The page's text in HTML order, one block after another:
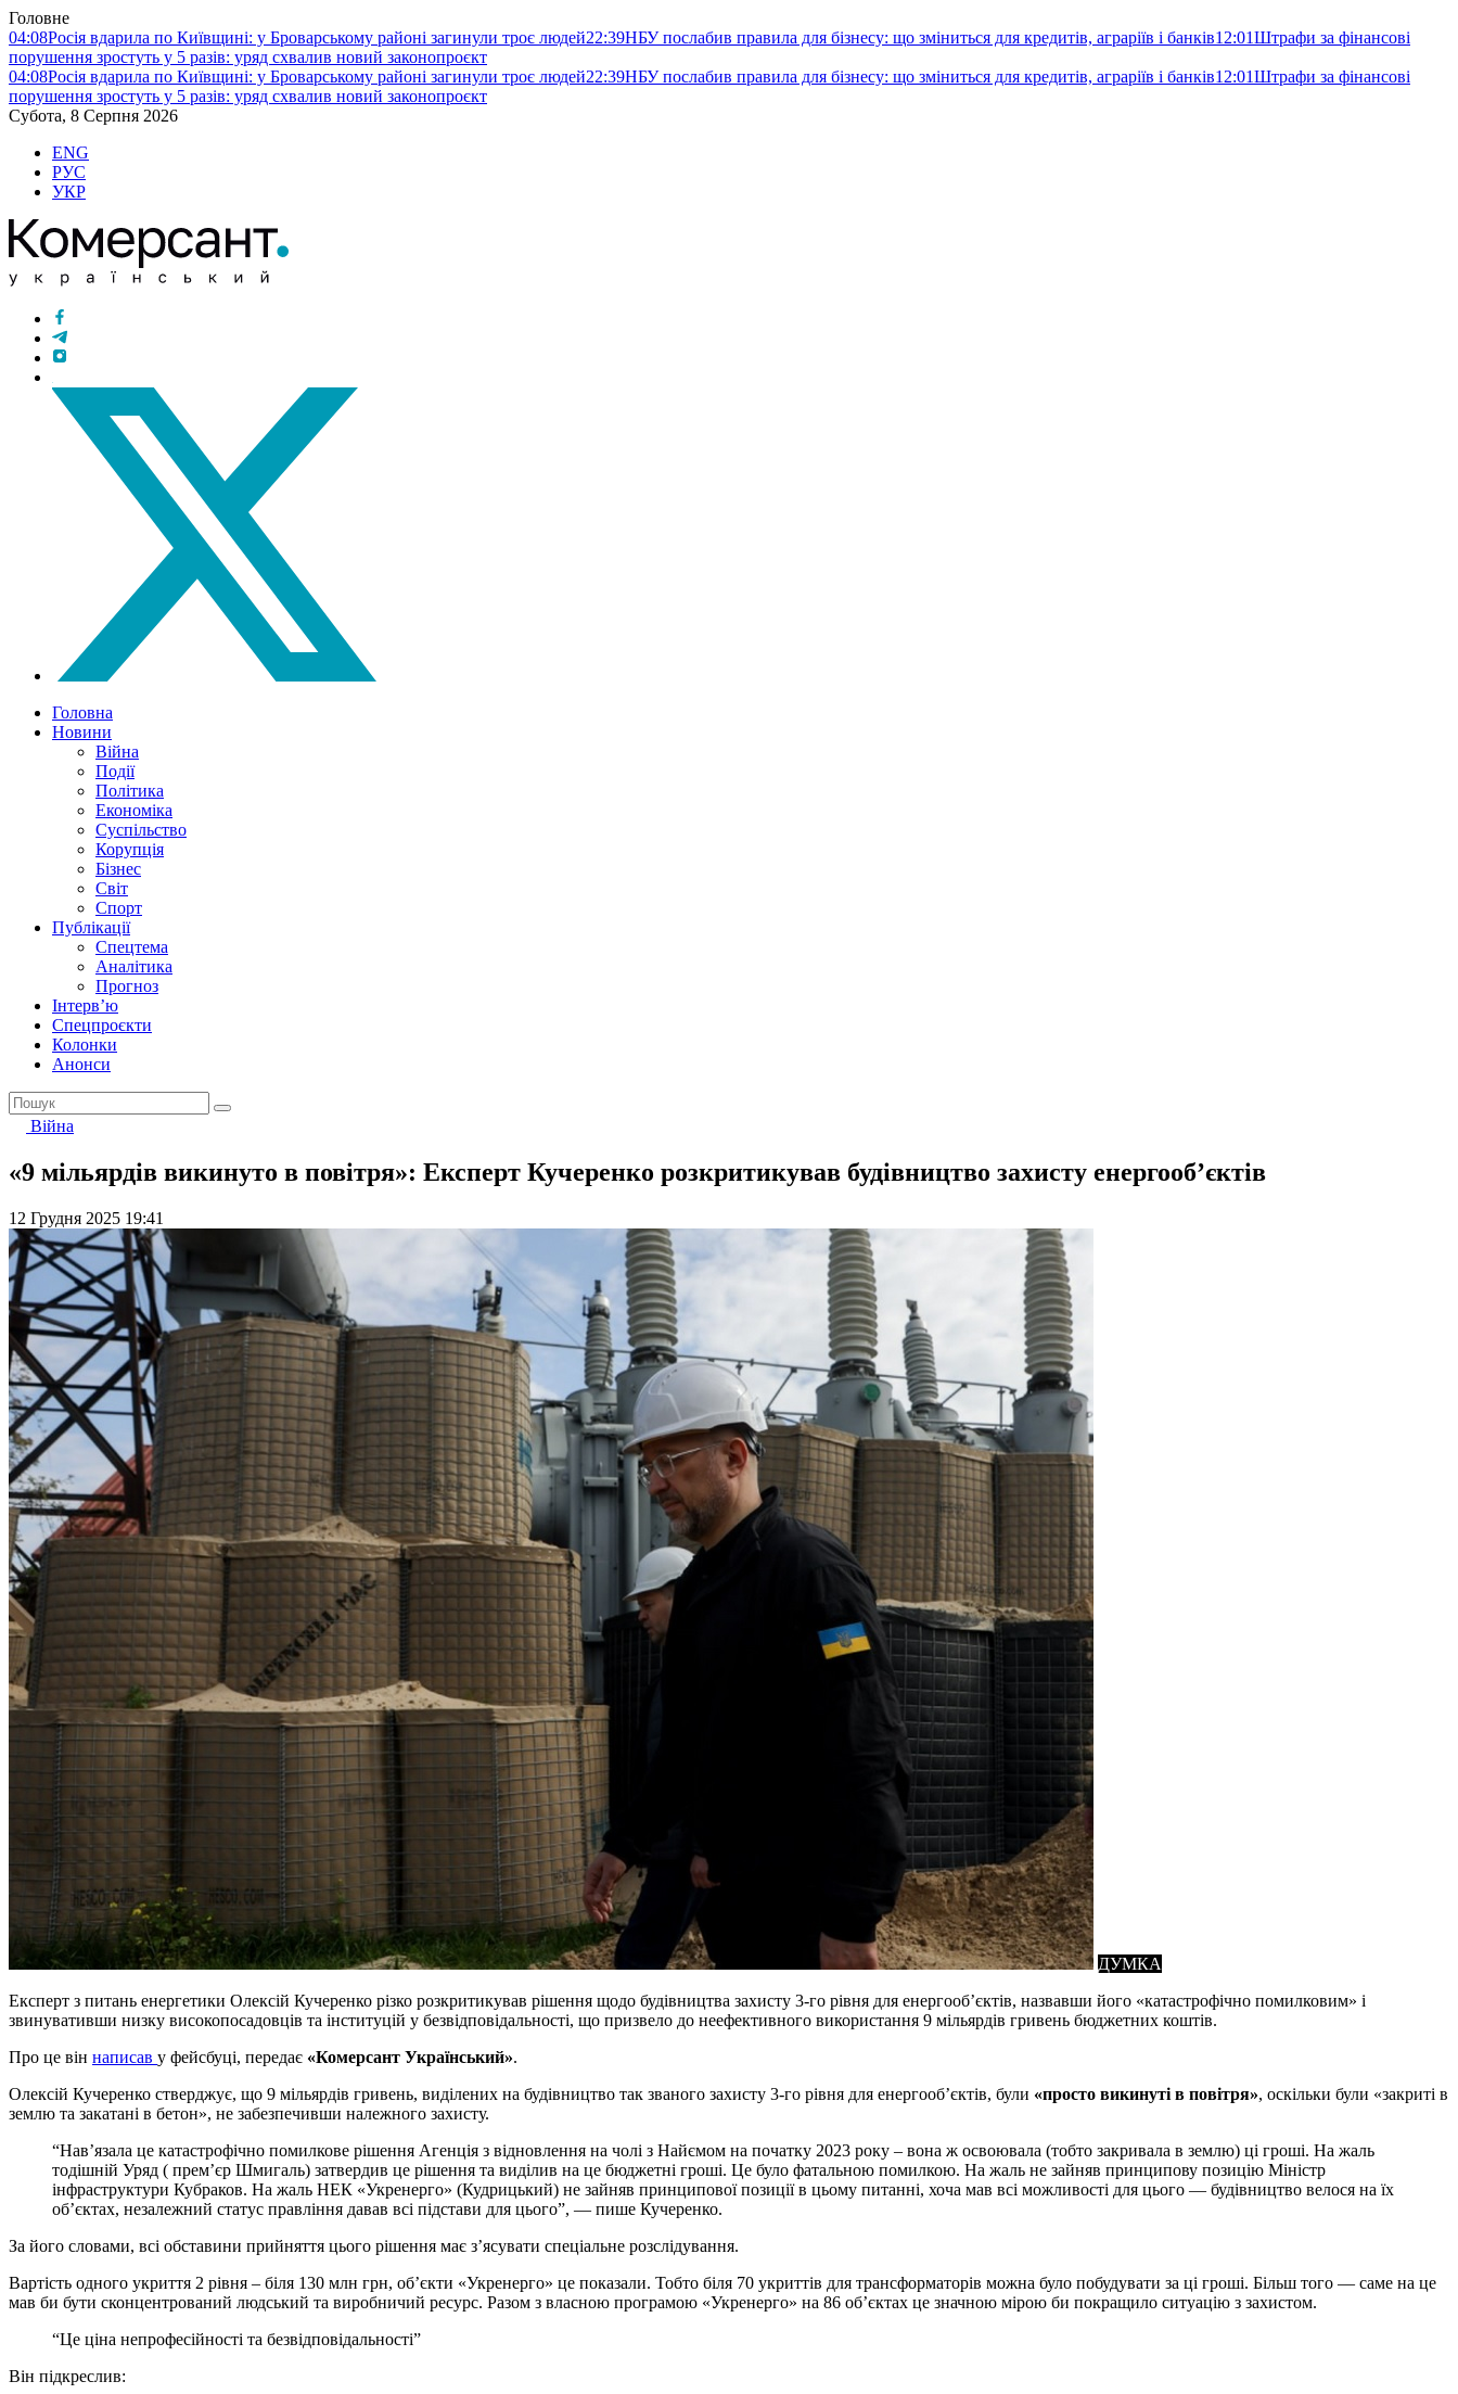
Головне
04:08Росія вдарила по Київщині: у Броварському районі загинули троє людей22:39НБУ послабив правила для бізнесу: що зміниться для кредитів, аграріїв і банків12:01Штрафи за фінансові
порушення зростуть у 5 разів: уряд схвалив новий законопроєкт
04:08Росія вдарила по Київщині: у Броварському районі загинули троє людей22:39НБУ послабив правила для бізнесу: що зміниться для кредитів, аграріїв і банків12:01Штрафи за фінансові
порушення зростуть у 5 разів: уряд схвалив новий законопроєкт
Субота, 8 Серпня 2026
ENG
РУС
УКР
Головна
Новини
Війна
Події
Політика
Економіка
Суспільство
Корупція
Бізнес
Світ
Спорт
Публікації
Спецтема
Аналітика
Прогноз
Інтерв’ю
Спецпроєкти
Колонки
Анонси
Війна
«9 мільярдів викинуто в повітря»: Експерт Кучеренко розкритикував будівництво захисту енергооб’єктів
12 Грудня 2025 19:41
ДУМКА
Експерт з питань енергетики Олексій Кучеренко різко розкритикував рішення щодо будівництва захисту 3-го рівня для енергооб’єктів, назвавши його «катастрофічно помилковим» і
звинувативши низку високопосадовців та інституцій у безвідповідальності, що призвело до неефективного використання 9 мільярдів гривень бюджетних коштів.
Про це він написав у фейсбуці, передає «Комерсант Український».
Олексій Кучеренко стверджує, що 9 мільярдів гривень, виділених на будівництво так званого захисту 3-го рівня для енергооб’єктів, були «просто викинуті в повітря», оскільки були «закриті в
землю та закатані в бетон», не забезпечивши належного захисту.
“Навʼязала це катастрофічно помилкове рішення Агенція з відновлення на чолі з Найємом на початку 2023 року – вона ж освоювала (тобто закривала в землю) ці гроші. На жаль
тодішній Уряд ( премʼєр Шмигаль) затвердив це рішення та виділив на це бюджетні гроші. Це було фатальною помилкою. На жаль не зайняв принципову позицію Міністр
інфраструктури Кубраков. На жаль НЕК «Укренерго» (Кудрицький) не зайняв принципової позиції в цьому питанні, хоча мав всі можливості для цього — будівництво велося на їх
обʼєктах, незалежний статус правління давав всі підстави для цього”, — пише Кучеренко.
За його словами, всі обставини прийняття цього рішення має зʼясувати спеціальне розслідування.
Вартість одного укриття 2 рівня – біля 130 млн грн, обʼєкти «Укренерго» це показали. Тобто біля 70 укриттів для трансформаторів можна було побудувати за ці гроші. Більш того — саме на це
мав би бути сконцентрований людський та виробничий ресурс. Разом з власною програмою «Укренерго» на 86 обʼєктах це значною мірою би покращило ситуацію з захистом.
“Це ціна непрофесійності та безвідповідальності”
Він підкреслив: